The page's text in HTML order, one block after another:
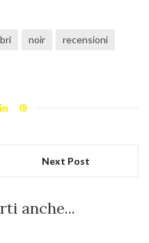
noir
recensioni
Next Post
anche...